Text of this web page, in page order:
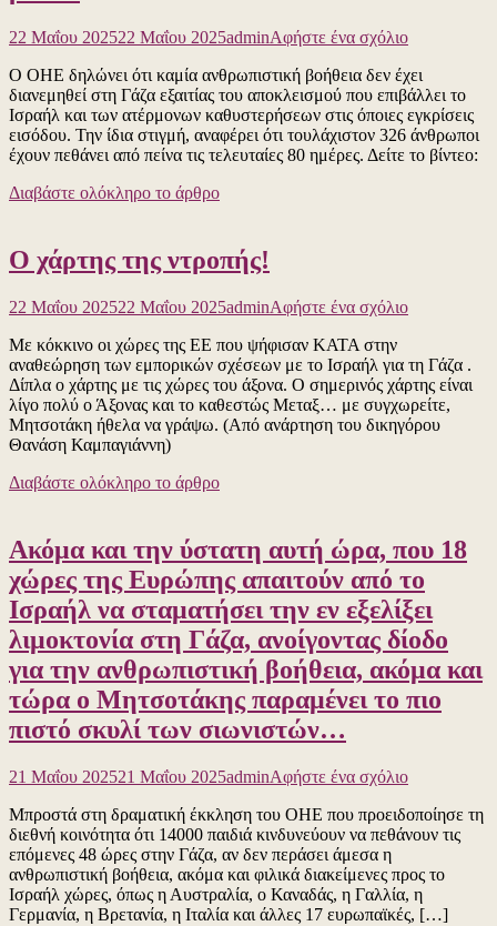
την
Melbourne
FC
22 Μαΐου 202522 Μαΐου 2025adminΑφήστε ένα σχόλιογια
Μαύρη
κηλίδα
η
στάση
του
το
Ο ΟΗΕ δηλώνει ότι καμία ανθρωπιστική βοήθεια δεν έχει
διανεμηθεί στη Γάζα εξαιτίας του αποκλεισμού που επιβάλλει το
Ισραήλ και των ατέρμονων καθυστερήσεων στις όποιες εγκρίσεις
εισόδου. Την ίδια στιγμή, αναφέρει ότι τουλάχιστον 326 άνθρωποι
έχουν πεθάνει από πείνα τις τελευταίες 80 ημέρες. Δείτε το βίντεο:
Διαβάστε ολόκληρο το άρθρο
Ο χάρτης της ντροπής!
22 Μαΐου 202522 Μαΐου 2025adminΑφήστε ένα σχόλιογια
χάρτης
της
ντροπής!
Με κόκκινο οι χώρες της ΕΕ που ψήφισαν ΚΑΤΑ στην
αναθεώρηση των εμπορικών σχέσεων με το Ισραήλ για τη Γάζα .
Δίπλα ο χάρτης με τις χώρες του άξονα. Ο σημερινός χάρτης είναι
λίγο πολύ ο Άξονας και το καθεστώς Μεταξ… με συγχωρείτε,
Μητσοτάκη ήθελα να γράψω. (Από ανάρτηση του δικηγόρου
Θανάση Καμπαγιάννη)
Διαβάστε ολόκληρο το άρθρο
Ακόμα και την ύστατη αυτή ώρα, που 18
χώρες της Ευρώπης απαιτούν από το
Ισραήλ να σταματήσει την εν εξελίξει
λιμοκτονία στη Γάζα, ανοίγοντας δίοδο
για την ανθρωπιστική βοήθεια, ακόμα και
τώρα ο Μητσοτάκης παραμένει το πιο
πιστό σκυλί των σιωνιστών…
21 Μαΐου 202521 Μαΐου 2025adminΑφήστε ένα σχόλιογια
Ακόμα
και
ύστατη
αυτή
ώρα,
Μπροστά στη δραματική έκκληση του ΟΗΕ που προειδοποίησε τη
διεθνή κοινότητα ότι 14000 παιδιά κινδυνεύουν να πεθάνουν τις
επόμενες 48 ώρες στην Γάζα, αν δεν περάσει άμεσα η
ανθρωπιστική βοήθεια, ακόμα και φιλικά διακείμενες προς το
Ισραήλ χώρες, όπως η Αυστραλία, ο Καναδάς, η Γαλλία, η
Γερμανία, η Βρετανία, η Ιταλία και άλλες 17 ευρωπαϊκές, […]